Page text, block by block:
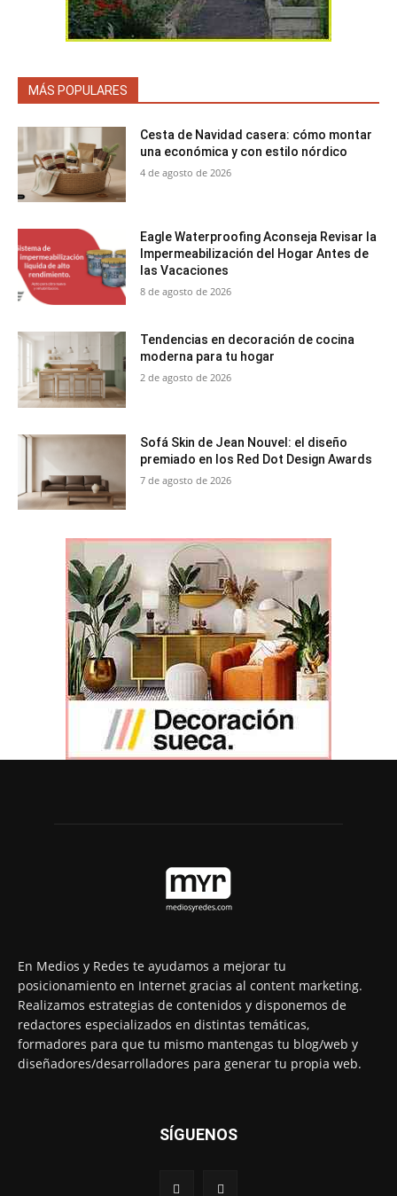
MÁS POPULARES
Cesta de Navidad casera: cómo montar
una económica y con estilo nórdico
4 de agosto de 2026
Eagle Waterproofing Aconseja Revisar la
Impermeabilización del Hogar Antes de
las Vacaciones
8 de agosto de 2026
Tendencias en decoración de cocina
moderna para tu hogar
2 de agosto de 2026
Sofá Skin de Jean Nouvel: el diseño
premiado en los Red Dot Design Awards
7 de agosto de 2026
En Medios y Redes te ayudamos a mejorar tu
posicionamiento en Internet gracias al content marketing.
Realizamos estrategias de contenidos y disponemos de
redactores especializados en distintas temáticas,
formadores para que tu mismo mantengas tu blog/web y
diseñadores/desarrolladores para generar tu propia web.
SÍGUENOS